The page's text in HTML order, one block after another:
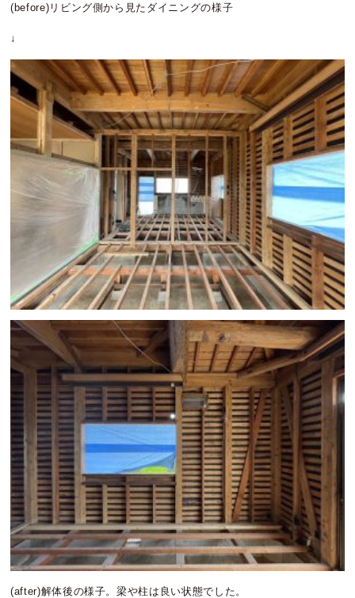
(before)リビング側から見たダイニングの様子
↓
(after)解体後の様子。梁や柱は良い状態でした。